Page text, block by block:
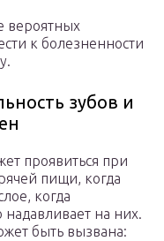
вероятных
к болезненности
зубов и
проявиться при
пищи, когда
когда
надавливает на них.
быть вызвана: